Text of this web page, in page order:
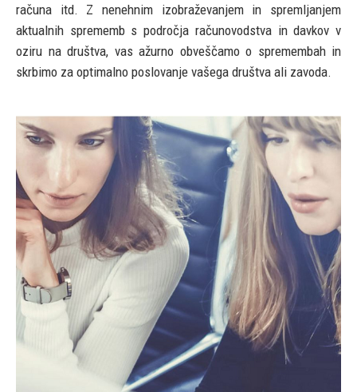
računa itd. Z nenehnim izobraževanjem in spremljanjem
aktualnih sprememb s področja računovodstva in davkov v
oziru na društva, vas ažurno obveščamo o spremembah in
skrbimo za optimalno poslovanje vašega društva ali zavoda.